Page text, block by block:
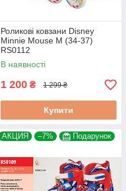
Роликові ковзани Disney
Minnie Mouse M (34-37)
RS0112
В наявності
1 200 ₴ 1 299 ₴
Купити
АКЦИЯ –7% Подарунок